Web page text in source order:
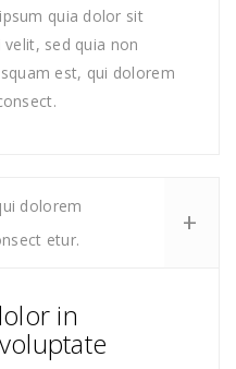
quia dolor sit
sed quia non
est, qui dolorem
dolorem
etur.
in